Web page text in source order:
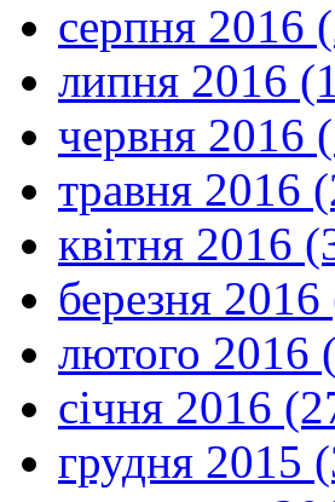
серпня 2016
липня 2016
червня 2016
травня 2016
квітня 2016
березня
лютого 2016
січня 2016
грудня 2015